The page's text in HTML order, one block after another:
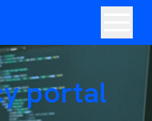
portal